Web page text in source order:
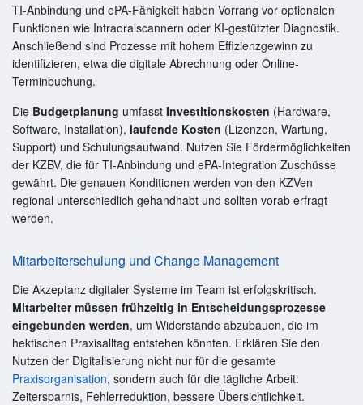
TI-Anbindung und ePA-Fähigkeit haben Vorrang vor optionalen
Funktionen wie Intraoralscannern oder KI-gestützter Diagnostik.
Anschließend sind Prozesse mit hohem Effizienzgewinn zu
identifizieren, etwa die digitale Abrechnung oder Online-
Terminbuchung.
Die Budgetplanung umfasst Investitionskosten (Hardware,
Software, Installation), laufende Kosten (Lizenzen, Wartung,
Support) und Schulungsaufwand. Nutzen Sie Fördermöglichkeiten
der KZBV, die für TI-Anbindung und ePA-Integration Zuschüsse
gewährt. Die genauen Konditionen werden von den KZVen
regional unterschiedlich gehandhabt und sollten vorab erfragt
werden.
Mitarbeiterschulung und Change Management
Die Akzeptanz digitaler Systeme im Team ist erfolgskritisch.
Mitarbeiter müssen frühzeitig in Entscheidungsprozesse
eingebunden werden, um Widerstände abzubauen, die im
hektischen Praxisalltag entstehen könnten. Erklären Sie den
Nutzen der Digitalisierung nicht nur für die gesamte
Praxisorganisation, sondern auch für die tägliche Arbeit:
Zeitersparnis, Fehlerreduktion, bessere Übersichtlichkeit.